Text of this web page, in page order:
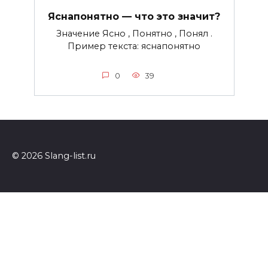
Яснапонятно — что это значит?
Значение Ясно , Понятно , Понял .
Пример текста: яснапонятно
0 39
© 2026 Slang-list.ru